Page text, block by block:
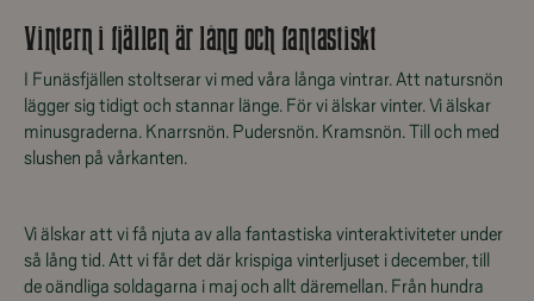
Vintern i fjällen är lång och fantastiskt
I Funäsfjällen stoltserar vi med våra långa vintrar. Att natursnön
lägger sig tidigt och stannar länge. För vi älskar vinter. Vi älskar
minusgraderna. Knarrsnön. Pudersnön. Kramsnön. Till och med
slushen på vårkanten.
Vi älskar att vi få njuta av alla fantastiska vinteraktiviteter under
så lång tid. Att vi får det där krispiga vinterljuset i december, till
de oändliga soldagarna i maj och allt däremellan. Från hundra